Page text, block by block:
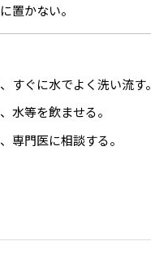
置かない。
すぐに水でよく洗い流す。
水等を飲ませる。
専門医に相談する。